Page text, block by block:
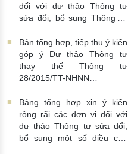
đối với dự thảo Thông tư
sửa đổi, bổ sung Thông tư
18/09/2025 | 09:00:00
Bản tổng hợp, tiếp thu ý kiến
góp ý Dự thảo Thông tư
thay thế Thông tư
28/2015/TT-NHNN
Bảng tổng hợp xin ý kiến
rộng rãi các đơn vị đối với
dự thảo Thông tư sửa đổi,
bổ sung một số điều của